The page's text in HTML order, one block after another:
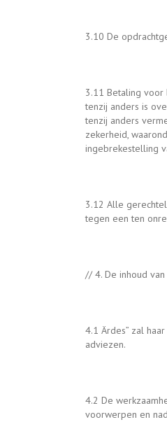
3.10 De
3.11 Betaling voor
tenzij anders is
tenzij anders
zekerheid,
ingebrekestelling
3.12 Alle
tegen een ten
// 4. De inhoud
4.1 Ärdes” zal
adviezen.
4.2 De
voorwerpen en